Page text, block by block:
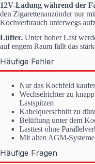
12V-Ladung während der
den Zigarettenanzünder nur
Kochverbrauch unterwegs
Lüfter. Unter hoher Last
auf engem Raum fällt das
Häufige Fehler
Nur das Kochfeld
Wechselrichter zu
Lastspitzen
Kabelquerschnitt zu
Belüftung unter dem
Lasttest ohne
Mit alten AGM-
Häufige Fragen